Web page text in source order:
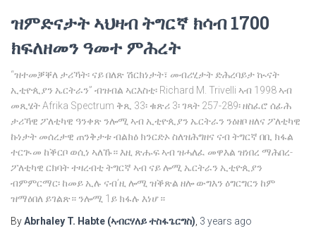
ዝምድናታት ኣህዛብ ትግርኛ ክሳብ 1700
ክፍለዘመን ዓመተ ምሕረት
“ዝተመቓቐለ ታሪኻት፡ ናይ በለጽ ሽርክነታት፣ መብሪሂታት ድሕረባይታ ኲናት
ኢቲዮጲያን ኤርትራን” ብዝብል ኣርእስቲ፡ Richard M. Trivelli ኣብ 1998 ኣብ
መጺሄት Afrika Spectrum ቅጺ 33፡ ቁጽሪ 3፡ ገጻት 257-289፡ ዘስፈሮ ሰፊሕ
ታሪኻዊ ፖለቲካዊ ዓንቀጽ ንሎሚ ኣብ ኢቲዮጲያን ኤርትራን ንዕዘቦ ዘለና ፖለቲካዊ
ኩነታት መሰረታዊ ጠንቅታቱ ብልክዕ ክንርድኦ ስለዝሕግዘና ናብ ትግርኛ በቢ ክፋል
ተርጒመ ከቕርቦ ወሲነ ኣለኹ። እዚ ጽሑፍ ኣብ ዝሓለፈ መዋእል ዝነበረ ማሕበረ-
ፖለቲካዊ ርክባት ተዛረብቲ ትግርኛ ኣብ ናይ ሎሚ ኤርትራን ኢቲዮጲያን
ብምምርማር፡ ከመይ ኢሉ ናብ’ዚ ሎሚ ዝቕጽል ዘሎ ውግእን ዕግርግርን ከም
ዝማዕበለ ይገልጽ። ንሎሚ 1ይ ክፋሉ እነሆ።
ByAbrhaley T. Habte (ኣብርሃለይ ተስፋጌርግስ) 3 years ago